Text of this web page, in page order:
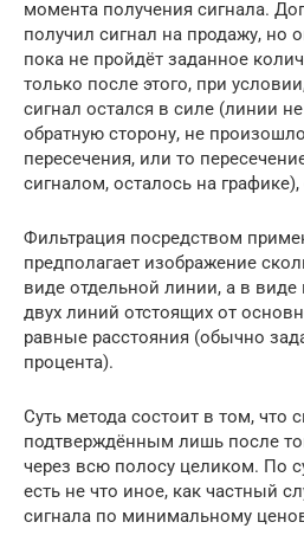
момента получения сигнала.
получил сигнал на продажу, но
пока не пройдёт заданное
только после этого, при
сигнал остался в силе (линии
обратную сторону, не
пересечения, или то
сигналом, осталось на
Фильтрация посредством
предполагает изображение
виде отдельной линии, а в
двух линий отстоящих от
равные расстояния (обычно
процента).
Суть метода состоит в том, что
подтверждённым лишь после
через всю полосу целиком. По
есть не что иное, как частный
сигнала по минимальному